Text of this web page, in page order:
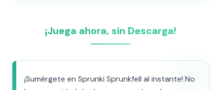
¡Juega ahora, sin Descarga!
¡Sumérgete en Sprunki Sprunkfell al instante! No